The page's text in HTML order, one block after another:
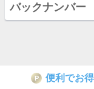
バックナンバー
P 便利でお